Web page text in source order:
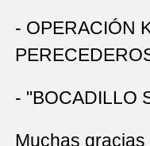
STEAM: TALLER DE
VISITA
- OPERACIÓN
- "BOCADILLO
Muchas